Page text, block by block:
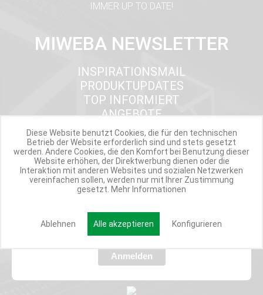
IMMER UP TO DATE!
MIWEBA NEWSLETTER
INSPIRATIONSMAIL
PRODUKTUPDATES
TOP INFORMIERT
ANGEBOTE
Werde Teil der Miweba Community!
Verpasse nie wieder exklusive Newsletter-Rabatte und Aktionen
Anmelden
Diese Website benutzt Cookies, die für den technischen
Betrieb der Website erforderlich sind und stets gesetzt
werden. Andere Cookies, die den Komfort bei Benutzung dieser
Website erhöhen, der Direktwerbung dienen oder die
Interaktion mit anderen Websites und sozialen Netzwerken
vereinfachen sollen, werden nur mit Ihrer Zustimmung
gesetzt. Mehr Informationen
Ablehnen Alle akzeptieren Konfigurieren